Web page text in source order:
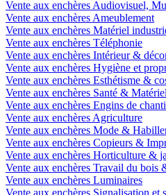
Vente aux enchères Audiovisuel,
Vente aux enchères Ameublement
Vente aux enchères Matériel
Vente aux enchères Téléphonie
Vente aux enchères Intérieur &
Vente aux enchères Hygiène et
Vente aux enchères Esthétisme &
Vente aux enchères Santé &
Vente aux enchères Engins de
Vente aux enchères Agriculture
Vente aux enchères Mode &
Vente aux enchères Copieurs &
Vente aux enchères Horticulture &
Vente aux enchères Travail du bois
Vente aux enchères Luminaires
Vente aux enchères Signalisation et